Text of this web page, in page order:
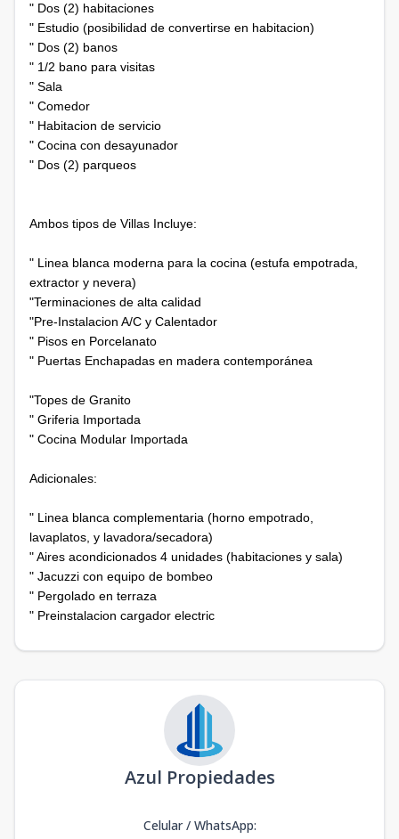
" Dos (2) habitaciones
" Estudio (posibilidad de convertirse en habitacion)
" Dos (2) banos
" 1/2 bano para visitas
" Sala
" Comedor
" Habitacion de servicio
" Cocina con desayunador
" Dos (2) parqueos
Ambos tipos de Villas Incluye:
" Linea blanca moderna para la cocina (estufa empotrada,
extractor y nevera)
"Terminaciones de alta calidad
"Pre-Instalacion A/C y Calentador
" Pisos en Porcelanato
" Puertas Enchapadas en madera contemporánea
"Topes de Granito
" Griferia Importada
" Cocina Modular Importada
Adicionales:
" Linea blanca complementaria (horno empotrado,
lavaplatos, y lavadora/secadora)
" Aires acondicionados 4 unidades (habitaciones y sala)
" Jacuzzi con equipo de bombeo
" Pergolado en terraza
" Preinstalacion cargador electric
Azul Propiedades
Celular / WhatsApp: